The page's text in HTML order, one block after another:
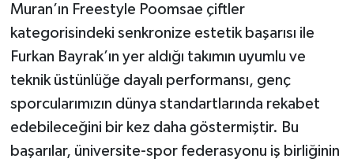
Muran’ın Freestyle Poomsae çiftler
kategorisindeki senkronize estetik başarısı ile
Furkan Bayrak’ın yer aldığı takımın uyumlu ve
teknik üstünlüğe dayalı performansı, genç
sporcularımızın dünya standartlarında rekabet
edebileceğini bir kez daha göstermiştir. Bu
başarılar, üniversite-spor federasyonu iş birliğinin